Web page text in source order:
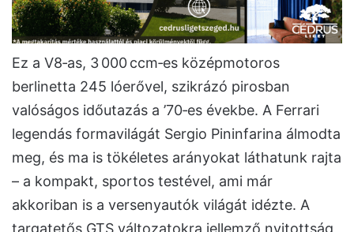
Ez a V8‑as, 3 000 ccm‑es középmotoros
berlinetta 245 lóerővel, szikrázó pirosban
valóságos időutazás a ’70‑es évekbe. A Ferrari
legendás formavilágát Sergio Pininfarina álmodta
meg, és ma is tökéletes arányokat láthatunk rajta
– a kompakt, sportos testével, ami már
akkoriban is a versenyautók világát idézte. A
targatetős GTS változatokra jellemző nyitottság